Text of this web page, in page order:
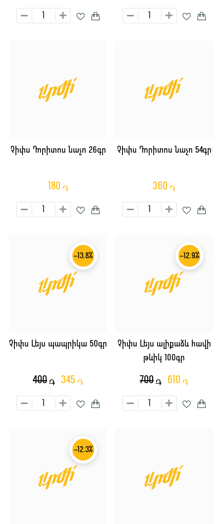
Չիփս Դորիտոս նաչո 26գր
180 ֏
Չիփս Դորիտոս նաչո 54գր
360 ֏
-13.8%
Չիփս Լեյս պապրիկա 50գր
400 ֏ 345 ֏
-12.9%
Չիփս Լեյս ալիքաձև հավի
թևիկ 100գր
700 ֏ 610 ֏
-12.3%